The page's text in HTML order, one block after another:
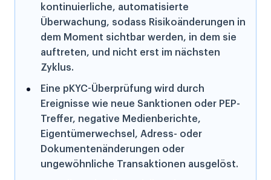
kontinuierliche, automatisierte
Überwachung, sodass Risikoänderungen in
dem Moment sichtbar werden, in dem sie
auftreten, und nicht erst im nächsten
Zyklus.
Eine pKYC-Überprüfung wird durch
Ereignisse wie neue Sanktionen oder PEP-
Treffer, negative Medienberichte,
Eigentümerwechsel, Adress- oder
Dokumentenänderungen oder
ungewöhnliche Transaktionen ausgelöst.